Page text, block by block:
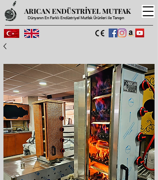
Dünyanın En Farklı Endüstriyel Mutfak Ürünleri ile Tanışın
ARICAN ENDÜSTRİYEL MUTFAK